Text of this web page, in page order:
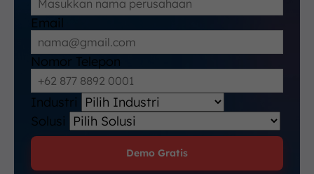
Email
Nomor Telepon
Industri
Solusi
Demo Gratis